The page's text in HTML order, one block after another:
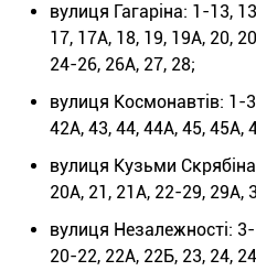
вулиця Гагаріна: 1-13,
17, 17А, 18, 19, 19А, 20,
24-26, 26А, 27, 28;
вулиця Космонавтів: 1-
42А, 43, 44, 44А, 45, 45А,
вулиця Кузьми
20А, 21, 21А, 22-29, 29А,
вулиця Незалежності:
20-22, 22А, 22Б, 23, 24,